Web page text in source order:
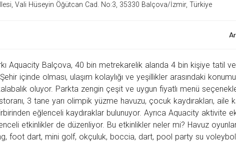
Vali Hüseyin Öğütcan Cad. No:3, 35330 Balçova/İzmir, Türkiye
Aquacity Balçova, 40 bin metrekarelik alanda 4 bin kişiye tatil
içinde olması, ulaşım kolaylığı ve yeşillikler arasındaki
oluyor. Parkta zengin çeşit ve uygun fiyatlı menü
3 tane yarı olimpik yüzme havuzu, çocuk kaydırakları, aile
eğlenceli kaydıraklar bulunuyor. Ayrıca Aquacity aktivite
etkinlikler de düzenliyor. Bu etkinlikler neler mi? Havuz
foot dart, mini golf, okçuluk, boccia, dart, pool party su